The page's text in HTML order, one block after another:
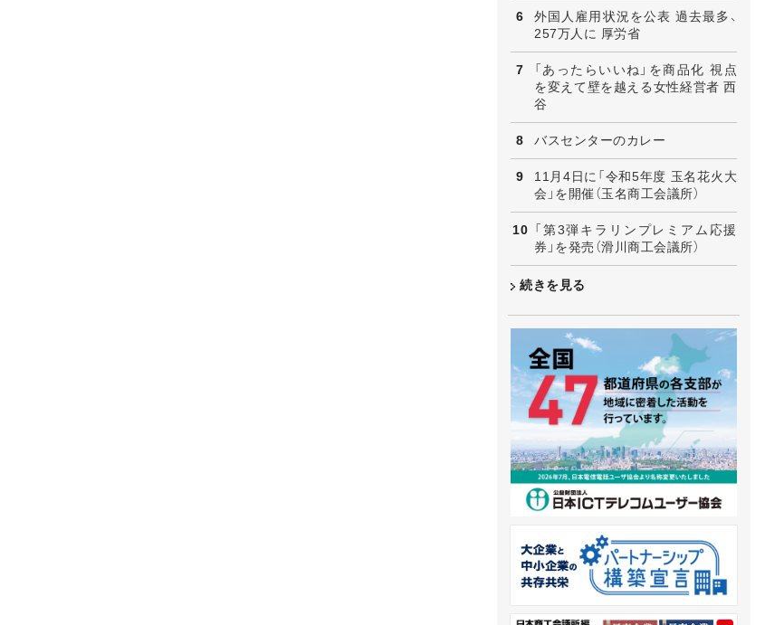
外国人雇用状況を公表 過去最多、
257万人に 厚労省
「あったらいいね」を商品化 視点
を変えて壁を越える女性経営者 西
谷
バスセンターのカレー
11月4日に「令和5年度 玉名花火大
会」を開催（玉名商工会議所）
「第3弾キラリンプレミアム応援
券」を発売（滑川商工会議所）
続きを見る